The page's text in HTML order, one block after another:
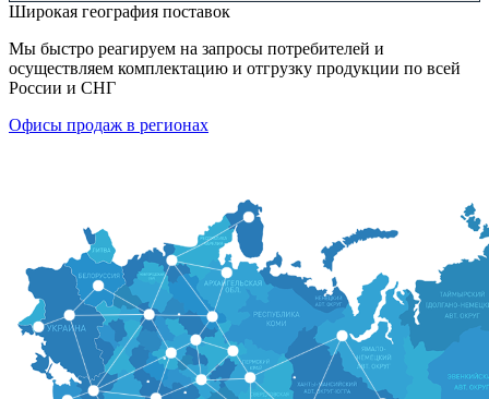
Широкая география поставок
Мы быстро реагируем на запросы потребителей и
осуществляем комплектацию и отгрузку продукции по всей
России и СНГ
Офисы продаж в регионах